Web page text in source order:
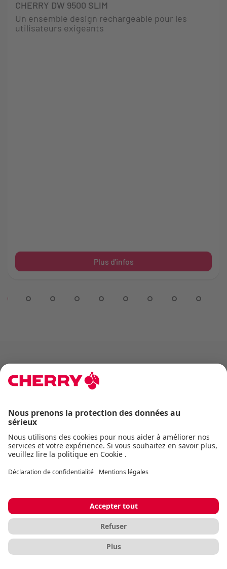
CHERRY DW 9500 SLIM
Un ensemble design rechargeable pour les
utilisateurs exigeants
Plus d'infos
Propriétés
Assistance
logicielle
CHERRY KEYS
Garantie
Garantie limitée supplémentaire
d'exploitation
System
Requirements-
Hardware
Bluetooth® 4.0 ou supérieur, USB-A